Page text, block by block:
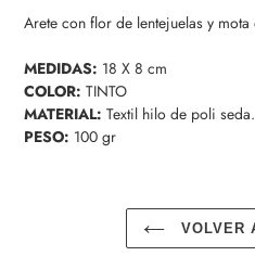
el
producto
a
tu
carrito
de
compra
Arete con flor de lentejuelas y
MEDIDAS: 18 X 8 cm
COLOR: TINTO
MATERIAL: Textil hilo de poli seda.
PESO: 100 gr
VOLVER